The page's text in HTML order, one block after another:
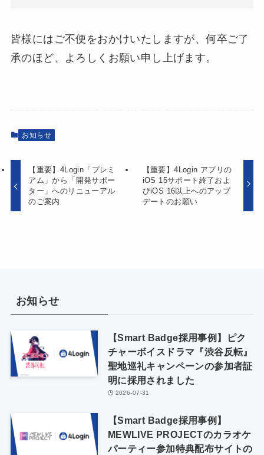
皆様にはご不便をおかけいたしますが、何卒ご了
承のほど、よろしくお願い申し上げます。
お知らせ
【重要】4Login アプリの
iOS 15サポート終了およ
びiOS 16以上へのアップ
デートのお願い
【重要】4Login「プレミ
アム」から「開発サポー
ター」へのリニューアル
のご案内
お知らせ
【Smart Badge採用事例】ピク
チャーボイスドラマ『渋谷反転』
聖地巡礼キャンペーンの参加者証
明に採用されました
2026-07-31
【Smart Badge採用事例】
MEWLIVE PROJECTのカラオケ
パーティー参加特典配布サイトの